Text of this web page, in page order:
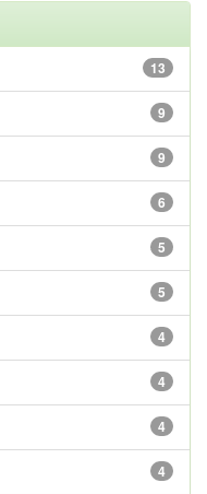
13
9
9
6
5
5
4
4
4
4